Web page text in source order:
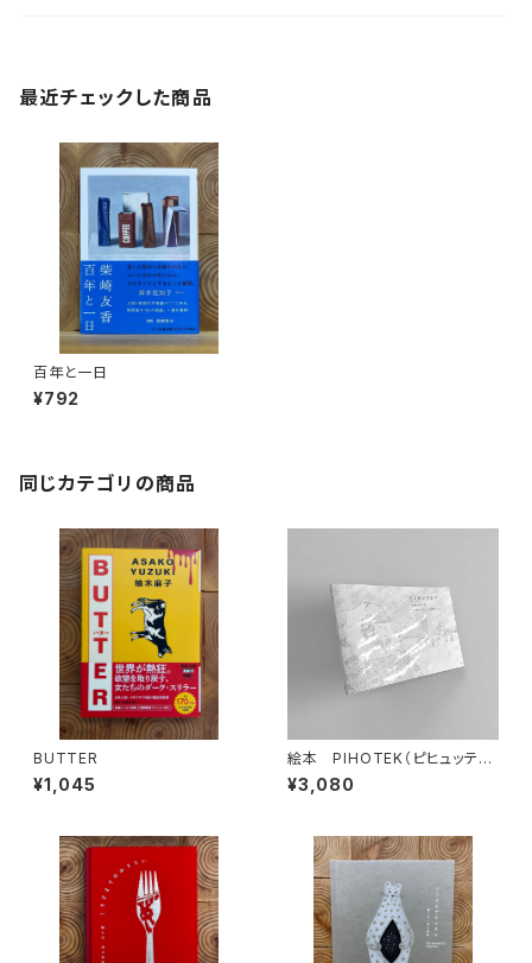
最近チェックした商品
百年と一日
¥792
同じカテゴリの商品
BUTTER
¥1,045
絵本 PIHOTEK（ピヒュッティ）
北極を風と歩く
¥3,080